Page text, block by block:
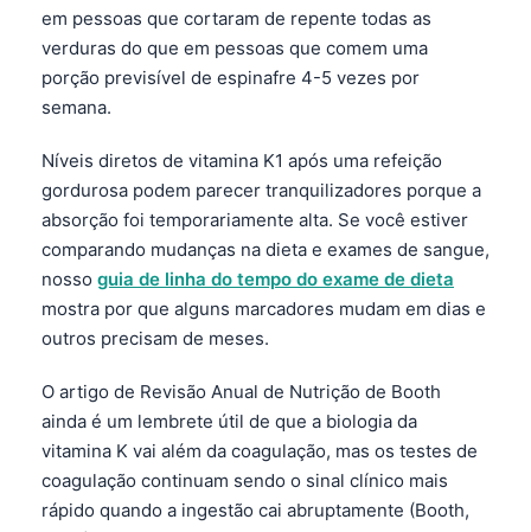
verduras do que em pessoas que comem uma
porção previsível de espinafre 4-5 vezes por
semana.
gordurosa podem parecer tranquilizadores porque a
absorção foi temporariamente alta. Se você estiver
comparando mudanças na dieta e exames de sangue,
nossoguia de linha do tempo do exame de dieta
mostra por que alguns marcadores mudam em dias e
outros precisam de meses.
ainda é um lembrete útil de que a biologia da
vitamina K vai além da coagulação, mas os testes de
coagulação continuam sendo o sinal clínico mais
rápido quando a ingestão cai abruptamente (Booth,
2009). Para a maioria dos pacientes, eu prefiro ver
Tiếng Việt
Tagalog
ไทย
ဗမာစာ
Kiswahili
አማርኛ
Українська
O‘zbekcha
Català
Suomi
Hrvatski
Slovenčina